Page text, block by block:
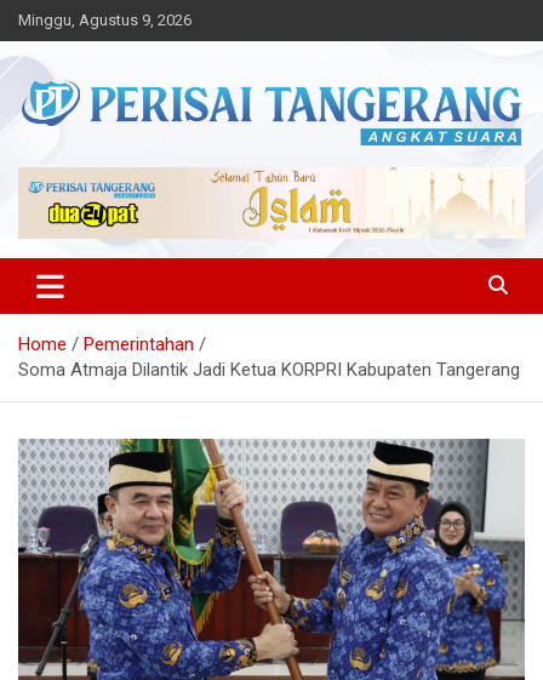
Skip
to
content
Minggu, Agustus 9, 2026
Perisai Tangerang – Angkat
Suara
Home
Pemerintahan
Soma Atmaja Dilantik Jadi Ketua KORPRI Kabupaten Tangerang